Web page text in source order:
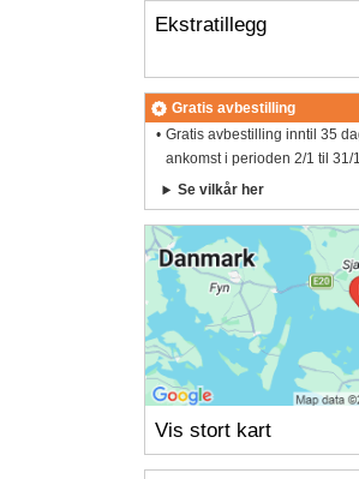
Ekstratillegg
Gratis avbestilling
Gratis avbestilling inntil 35
ankomst i perioden 2/1 til 31/
Se vilkår her
Vis stort kart